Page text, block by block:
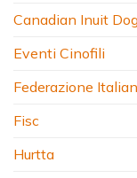
Canadian Inuit
Eventi Cinofili
Federazione
Fisc
Hurtta